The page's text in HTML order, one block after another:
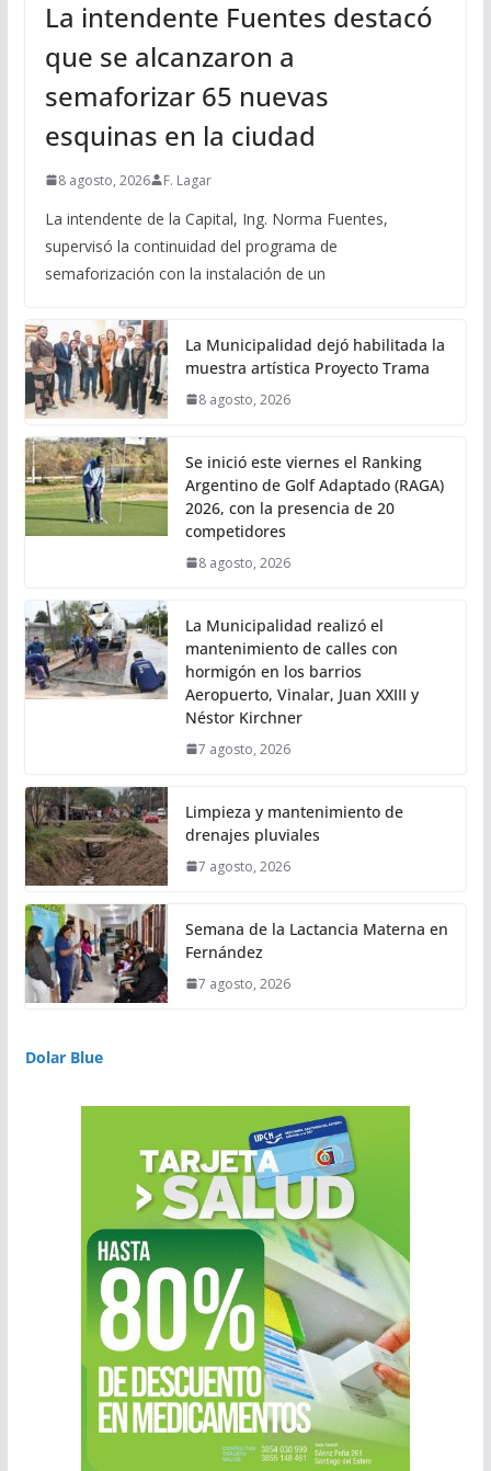
La intendente Fuentes destacó
que se alcanzaron a
semaforizar 65 nuevas
esquinas en la ciudad
8 agosto, 2026 F. Lagar
La intendente de la Capital, Ing. Norma Fuentes,
supervisó la continuidad del programa de
semaforización con la instalación de un
La Municipalidad dejó habilitada la
muestra artística Proyecto Trama
8 agosto, 2026
Se inició este viernes el Ranking
Argentino de Golf Adaptado (RAGA)
2026, con la presencia de 20
competidores
8 agosto, 2026
La Municipalidad realizó el
mantenimiento de calles con
hormigón en los barrios
Aeropuerto, Vinalar, Juan XXIII y
Néstor Kirchner
7 agosto, 2026
Limpieza y mantenimiento de
drenajes pluviales
7 agosto, 2026
Semana de la Lactancia Materna en
Fernández
7 agosto, 2026
Dolar Blue